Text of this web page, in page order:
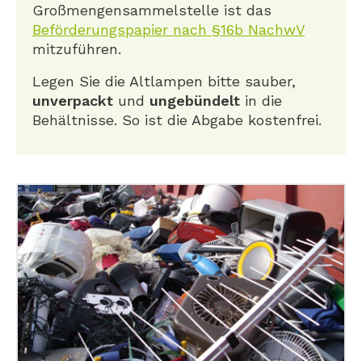
Großmengensammelstelle ist das
Beförderungspapier nach §16b NachwV
mitzuführen.
Legen Sie die Altlampen bitte sauber,
unverpackt und ungebündelt in die
Behältnisse. So ist die Abgabe kostenfrei.